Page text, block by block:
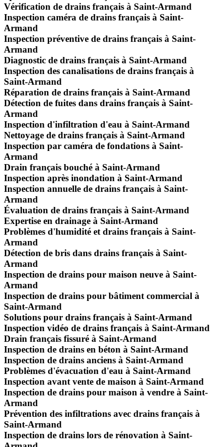
Vérification de drains français à Saint-Armand
Inspection caméra de drains français à Saint-
Armand
Inspection préventive de drains français à Saint-
Armand
Diagnostic de drains français à Saint-Armand
Inspection des canalisations de drains français à
Saint-Armand
Réparation de drains français à Saint-Armand
Détection de fuites dans drains français à Saint-
Armand
Inspection d'infiltration d'eau à Saint-Armand
Nettoyage de drains français à Saint-Armand
Inspection par caméra de fondations à Saint-
Armand
Drain français bouché à Saint-Armand
Inspection après inondation à Saint-Armand
Inspection annuelle de drains français à Saint-
Armand
Évaluation de drains français à Saint-Armand
Expertise en drainage à Saint-Armand
Problèmes d'humidité et drains français à Saint-
Armand
Détection de bris dans drains français à Saint-
Armand
Inspection de drains pour maison neuve à Saint-
Armand
Inspection de drains pour bâtiment commercial à
Saint-Armand
Solutions pour drains français à Saint-Armand
Inspection vidéo de drains français à Saint-Armand
Drain français fissuré à Saint-Armand
Inspection de drains en béton à Saint-Armand
Inspection de drains anciens à Saint-Armand
Problèmes d'évacuation d'eau à Saint-Armand
Inspection avant vente de maison à Saint-Armand
Inspection de drains pour maison à vendre à Saint-
Armand
Prévention des infiltrations avec drains français à
Saint-Armand
Inspection de drains lors de rénovation à Saint-